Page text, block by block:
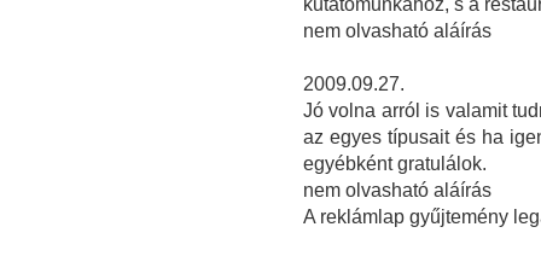
kutatómunkához, s a
nem olvasható aláírás
2009.09.27.
Jó volna arról is valamit
az egyes típusait és ha
egyébként gratulálok.
nem olvasható aláírás
A reklámlap gyűjtemény